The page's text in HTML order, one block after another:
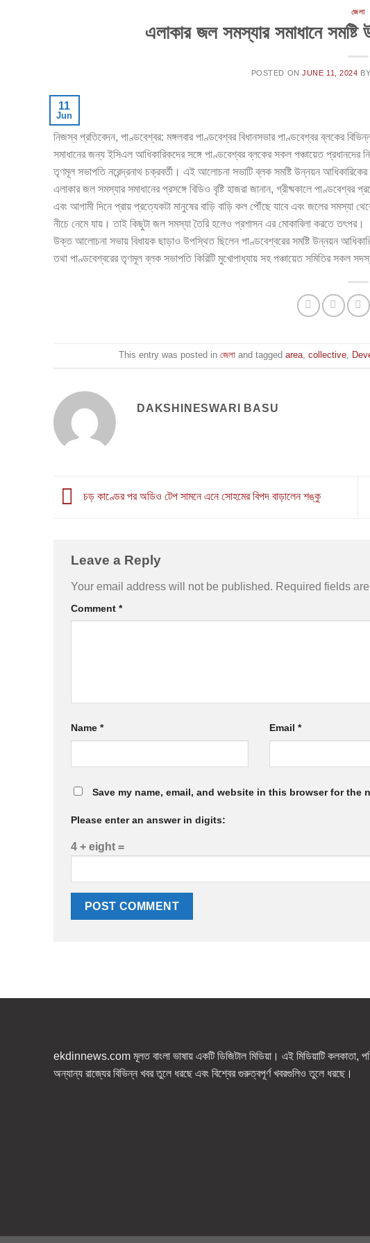
জেলা
এলাকার জল সমস্যার সমাধানে
POSTED ONJUNE 11, 2024 BY
11
Jun
নিজস্ব প্রতিবেদন, পাণ্ডবেশ্বর: মঙ্গলবার পাণ্ডবেশ্বর বিধানসভার পাণ্ডবেশ্বর ব্লকের
সমাধানের জন্য ইসিএল আধিকারিকদের সঙ্গে পাণ্ডবেশ্বর ব্লকের সকল পঞ্চায়েত প্রধানদের
তৃণমূল সভাপতি নরেন্দ্রনাথ চক্রবর্তী। এই আলোচনা সভাটি ব্লক সমষ্টি উন্নয়ন
এলাকার জল সমস্যার সমাধানের প্রসঙ্গে বিডিও বৃষ্টি হাজরা জানান, গ্রীষ্মকালে
এবং আগামী দিনে প্রায় প্রত্যেকটা মানুষের বাড়ি বাড়ি কল পৌঁছে যাবে এবং জলের সমস্যা
নীচে নেমে যায়। তাই কিছুটা জল সমস্যা তৈরি হলেও প্রশাসন এর মোকাবিলা করতে তৎপর।
উক্ত আলোচনা সভায় বিধায়ক ছাড়াও উপস্থিত ছিলেন পাণ্ডবেশ্বরের সমষ্টি উন্নয়ন
তথা পাণ্ডবেশ্বরের তৃণমূল ব্লক সভাপতি কিরিটি মুখোপাধ্যায় সহ পঞ্চায়েত সমিতির সকল
This entry was posted in জেলাand tagged area, collective,
DAKSHINESWARI BASU
চড় কাণ্ডের পর অডিও টেপ সামনে এনে সোহমের বিপদ বাড়ালেন শঙ্কু
Leave a Reply
Your email address will not be published. Required fields
Comment *
Name * Email *
Save my name, email, and website in this browser for the
Please enter an answer in digits:
4 + eight =
ekdinnews.com মূলত বাংলা ভাষায় একটি ডিজিটাল মিডিয়া। এই মিডিয়াটি কলকাতা,
অন্যান্য রাজ্যের বিভিন্ন খবর তুলে ধরছে এবং বিশ্বের গুরুত্বপূর্ণ খবরগুলিও তুলে ধরছে।